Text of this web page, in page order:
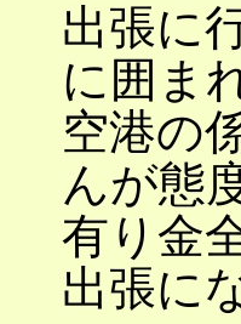
出張に
に囲ま
空港の
んが態
有り金
出張に